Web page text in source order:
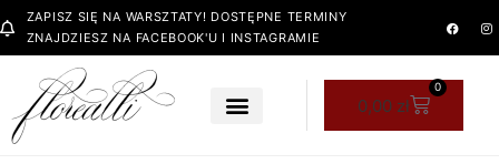
ZAPISZ SIĘ NA WARSZTATY! DOSTĘPNE TERMINY
ZNAJDZIESZ NA FACEBOOK'U I INSTAGRAMIE
0,00 zł
0